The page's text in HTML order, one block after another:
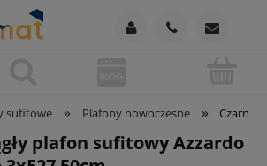
sufitowe » Plafony nowoczesne » Czarny
plafon sufitowy Azzardo